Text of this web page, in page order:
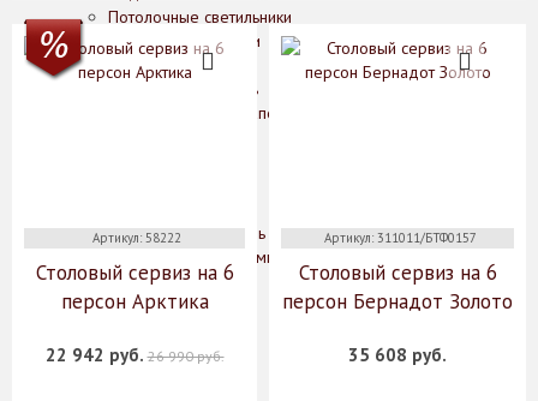
Потолочные светильники
Кухонные принадлежности
Дерево
Нержавеющая сталь
Блюда для запекания
Эмалированная сталь
Аксессуары для ванной комнаты
О нас
Производители
Скидки
Артикул: 58222
Столовый сервиз на 6
персон Арктика
22 942 руб.26 990 руб.
Артикул: 311011/БТФ0157
Столовый сервиз на 6
персон Бернадот Золото
35 608 руб.